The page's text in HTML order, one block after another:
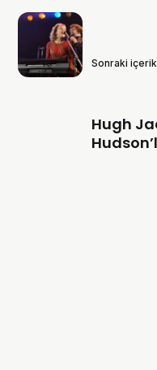
Sonraki içerik
Hugh